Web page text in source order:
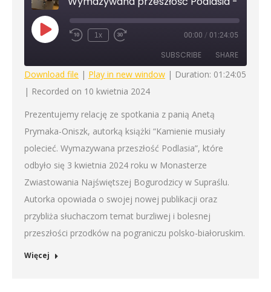
Play
EpisodeRewind
1x
Fast
seconds
00:00 / 01:24:05
SUBSCRIBE SHARE
SHARE
LINK
EMBED
Download file | Play in new window | Duration: 01:24:05
| Recorded on 10 kwietnia 2024
Prezentujemy relację ze spotkania z panią Anetą
Prymaka-Oniszk, autorką książki “Kamienie musiały
polecieć. Wymazywana przeszłość Podlasia”, które
odbyło się 3 kwietnia 2024 roku w Monasterze
Zwiastowania Najświętszej Bogurodzicy w Supraślu.
Autorka opowiada o swojej nowej publikacji oraz
przybliża słuchaczom temat burzliwej i bolesnej
przeszłości przodków na pograniczu polsko-białoruskim.
Więcej